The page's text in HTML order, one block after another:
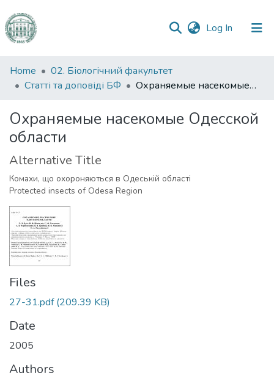
Log In (current)
Communities
&
All of DSpace
Statistics
Home
02. Біологічний факультет
Статті та доповіді БФ
Охраняемые насекомые Одесской области
Охраняемые насекомые Одесской
области
Alternative Title
Комахи, що охороняються в Одеській області
Protected insects of Odesa Region
Files
27-31.pdf(209.39 KB)
Date
2005
Authors